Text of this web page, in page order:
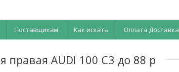
Поставщикам Как искать Оплата Доставка
правая AUDI 100 C3 до 88 р